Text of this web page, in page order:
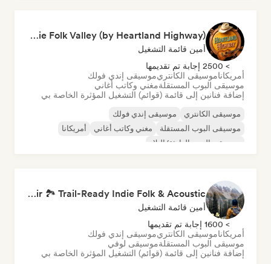
Country Town and Indie Folk Valley (by Heartland Highway)
أمين قائمة التشغيل
> 2500 إجابة تم تقديمها
أمريكاناموسيقى الكانتريموسيقى إندي فولك
موسيقى البوب المستقلةمغني وكاتب أغاني
إضافة فنانين إلى قائمة (قوائم) التشغيل المؤثرة الخاصة بي
موسيقى الكانتري
موسيقى إندي فولك
موسيقى البوب المستقلة
مغني وكاتب أغاني
أمريكانا
موسيقى البوب الهادئة/البلاد
Hike and Fresh Air 🏞️ Trail-Ready Indie Folk & Acoustic
أمين قائمة التشغيل
> 1600 إجابة تم تقديمها
أمريكاناموسيقى الكانتريموسيقى إندي فولك
موسيقى البوب المستقلةموسيقى لوفي
إضافة فنانين إلى قائمة (قوائم) التشغيل المؤثرة الخاصة بي